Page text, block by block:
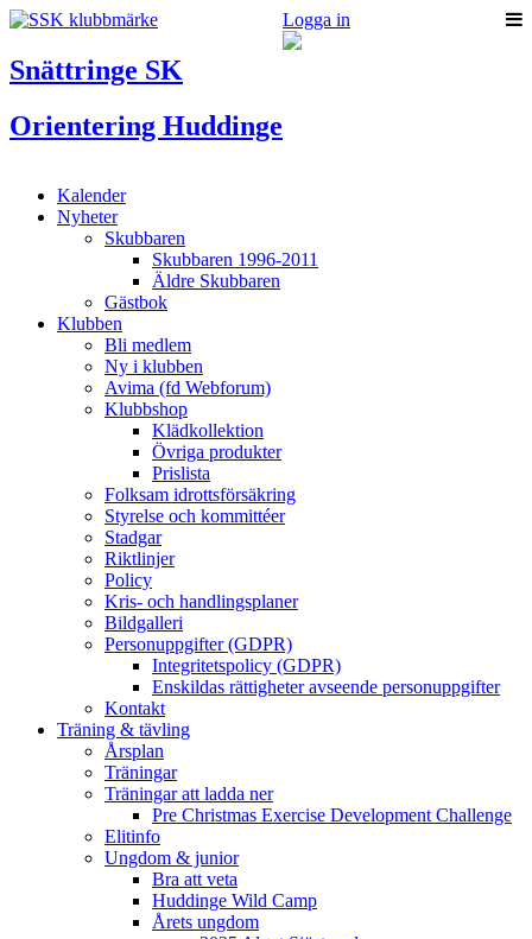
Logga in
Snättringe SK
Orientering Huddinge
Kalender
Nyheter
Skubbaren
Skubbaren 1996-2011
Äldre Skubbaren
Gästbok
Klubben
Bli medlem
Ny i klubben
Avima (fd Webforum)
Klubbshop
Klädkollektion
Övriga produkter
Prislista
Folksam idrottsförsäkring
Styrelse och kommittéer
Stadgar
Riktlinjer
Policy
Kris- och handlingsplaner
Bildgalleri
Personuppgifter (GDPR)
Integritetspolicy (GDPR)
Enskildas rättigheter avseende personuppgifter
Kontakt
Träning & tävling
Årsplan
Träningar
Träningar att ladda ner
Pre Christmas Exercise Development Challenge
Elitinfo
Ungdom & junior
Bra att veta
Huddinge Wild Camp
Årets ungdom